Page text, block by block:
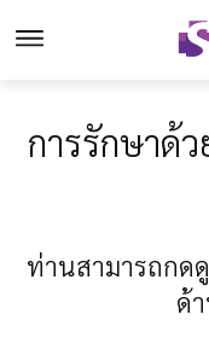
การรักษาด้
ท่านสามารถกด
ด้